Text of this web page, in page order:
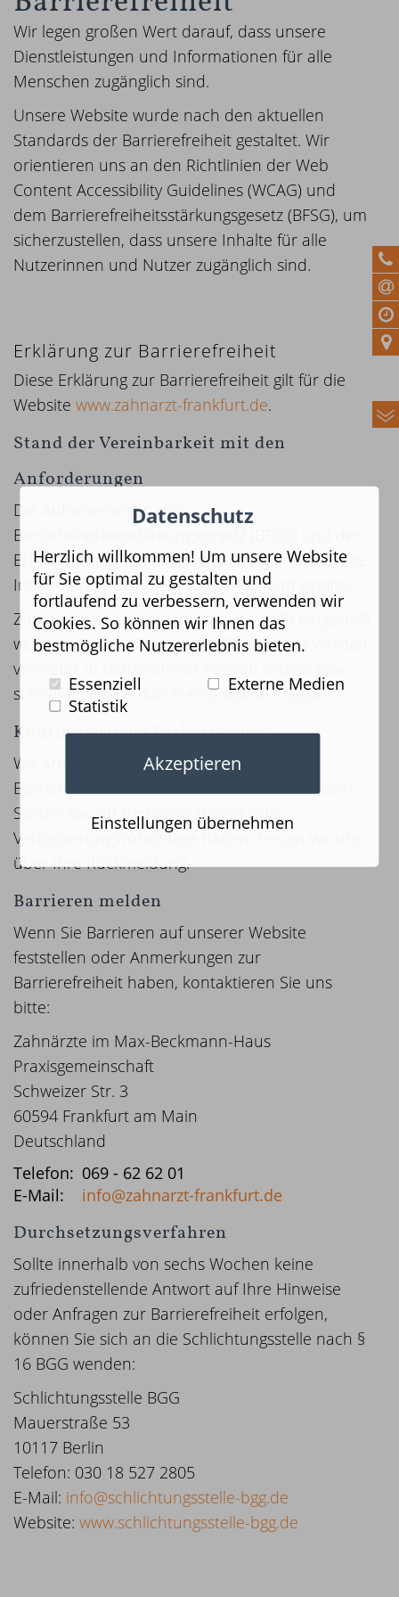
Wir legen großen Wert darauf, dass unsere
Dienstleistungen und Informationen für alle
Menschen zugänglich sind.
Unsere Website wurde nach den aktuellen
Standards der Barrierefreiheit gestaltet. Wir
orientieren uns an den Richtlinien der Web
Content Accessibility Guidelines (WCAG) und
dem Barrierefreiheitsstärkungsgesetz (BFSG), um
sicherzustellen, dass unsere Inhalte für alle
Nutzerinnen und Nutzer zugänglich sind.
Erklärung zur Barrierefreiheit
Diese Erklärung zur Barrierefreiheit gilt für die
Website www.zahnarzt-frankfurt.de.
Stand der Vereinbarkeit mit den
Anforderungen
Die Anforderungen des
Barrierefreiheitsstärkungsgesetz (BFSG) und der
BITV 2.0 sind noch nicht vollständig erfüllt. Einige
Inhalte sind noch nicht vollständig barrierefrei.
Zum Beispiel: Downloads, die vor 2025 eingestellt
wurden. Später eingestellte PDF-Dateien werden
vermehrt in barrierefreier Version erstellt bzw.
schnellstmöglich durch eine solche ersetzt.
Kontinuierliche Verbesserung
Wir arbeiten kontinuierlich daran, die
Barrierefreiheit unserer Website zu verbessern.
Sollten Sie auf Barrieren stoßen oder
Verbesserungsvorschläge haben, freuen wir uns
über Ihre Rückmeldung.
Barrieren melden
Wenn Sie Barrieren auf unserer Website
feststellen oder Anmerkungen zur
Barrierefreiheit haben, kontaktieren Sie uns
bitte:
Zahnärzte im Max-Beckmann-Haus
Praxisgemeinschaft
Schweizer Str. 3
60594 Frankfurt am Main
Deutschland
Telefon: 069 - 62 62 01
E-Mail:
info@zahnarzt-frankfurt.de
Durchsetzungsverfahren
Sollte innerhalb von sechs Wochen keine
zufriedenstellende Antwort auf Ihre Hinweise
oder Anfragen zur Barrierefreiheit erfolgen,
können Sie sich an die Schlichtungsstelle nach §
16 BGG wenden:
Schlichtungsstelle BGG
Mauerstraße 53
10117 Berlin
Telefon: 030 18 527 2805
E-Mail: info@schlichtungsstelle-bgg.de
Website: www.schlichtungsstelle-bgg.de
Datenschutz
Herzlich willkommen! Um unsere Website
für Sie optimal zu gestalten und
fortlaufend zu verbessern, verwenden wir
Cookies. So können wir Ihnen das
bestmögliche Nutzererlebnis bieten.
Essenziell
Externe Medien
Statistik
Akzeptieren
Einstellungen übernehmen